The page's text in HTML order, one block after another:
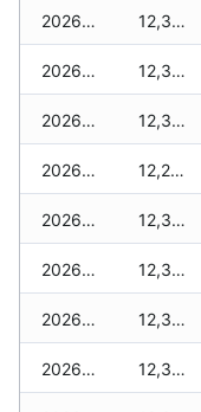
2026-05-14 12,360 zł
2026-05-13 12,360 zł
2026-05-12 12,360 zł
2026-05-09 12,280 zł
2026-05-08 12,360 zł
2026-05-07 12,320 zł
2026-05-06 12,320 zł
2026-05-05 12,360 zł